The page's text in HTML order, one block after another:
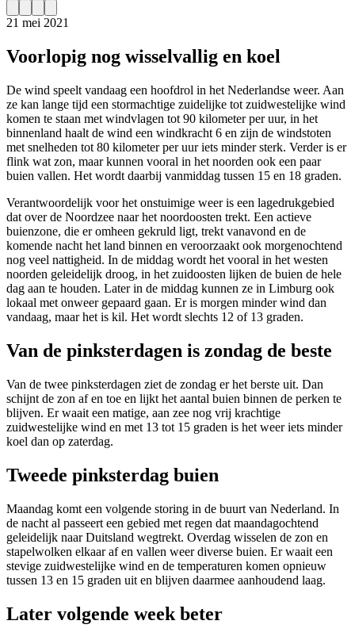
21 mei 2021
Voorlopig nog wisselvallig en koel
De wind speelt vandaag een hoofdrol in het Nederlandse weer. Aan
ze kan lange tijd een stormachtige zuidelijke tot zuidwestelijke wind
komen te staan met windvlagen tot 90 kilometer per uur, in het
binnenland haalt de wind een windkracht 6 en zijn de windstoten
met snelheden tot 80 kilometer per uur iets minder sterk. Verder is er
flink wat zon, maar kunnen vooral in het noorden ook een paar
buien vallen. Het wordt daarbij vanmiddag tussen 15 en 18 graden.
Verantwoordelijk voor het onstuimige weer is een lagedrukgebied
dat over de Noordzee naar het noordoosten trekt. Een actieve
buienzone, die er omheen gekruld ligt, trekt vanavond en de
komende nacht het land binnen en veroorzaakt ook morgenochtend
nog veel nattigheid. In de middag wordt het vooral in het westen
noorden geleidelijk droog, in het zuidoosten lijken de buien de hele
dag aan te houden. Later in de middag kunnen ze in Limburg ook
lokaal met onweer gepaard gaan. Er is morgen minder wind dan
vandaag, maar het is kil. Het wordt slechts 12 of 13 graden.
Van de pinksterdagen is zondag de beste
Van de twee pinksterdagen ziet de zondag er het berste uit. Dan
schijnt de zon af en toe en lijkt het aantal buien binnen de perken te
blijven. Er waait een matige, aan zee nog vrij krachtige
zuidwestelijke wind en met 13 tot 15 graden is het weer iets minder
koel dan op zaterdag.
Tweede pinksterdag buien
Maandag komt een volgende storing in de buurt van Nederland. In
de nacht al passeert een gebied met regen dat maandagochtend
geleidelijk naar Duitsland wegtrekt. Overdag wisselen de zon en
stapelwolken elkaar af en vallen weer diverse buien. Er waait een
stevige zuidwestelijke wind en de temperaturen komen opnieuw
tussen 13 en 15 graden uit en blijven daarmee aanhoudend laag.
Later volgende week beter